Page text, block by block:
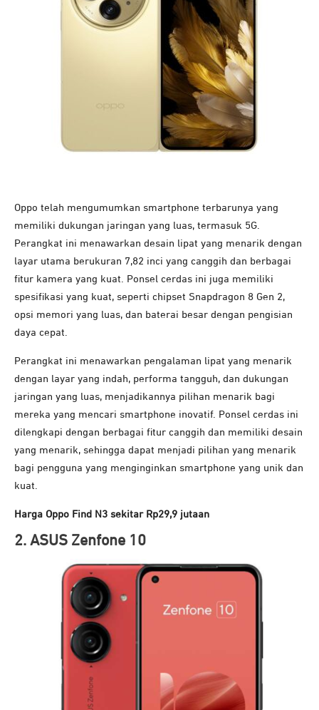
Oppo telah mengumumkan smartphone terbarunya yang
memiliki dukungan jaringan yang luas, termasuk 5G.
Perangkat ini menawarkan desain lipat yang menarik dengan
layar utama berukuran 7,82 inci yang canggih dan berbagai
fitur kamera yang kuat. Ponsel cerdas ini juga memiliki
spesifikasi yang kuat, seperti chipset Snapdragon 8 Gen 2,
opsi memori yang luas, dan baterai besar dengan pengisian
daya cepat.
Perangkat ini menawarkan pengalaman lipat yang menarik
dengan layar yang indah, performa tangguh, dan dukungan
jaringan yang luas, menjadikannya pilihan menarik bagi
mereka yang mencari smartphone inovatif. Ponsel cerdas ini
dilengkapi dengan berbagai fitur canggih dan memiliki desain
yang menarik, sehingga dapat menjadi pilihan yang menarik
bagi pengguna yang menginginkan smartphone yang unik dan
kuat.
Harga Oppo Find N3 sekitar Rp29,9 jutaan
2. ASUS Zenfone 10